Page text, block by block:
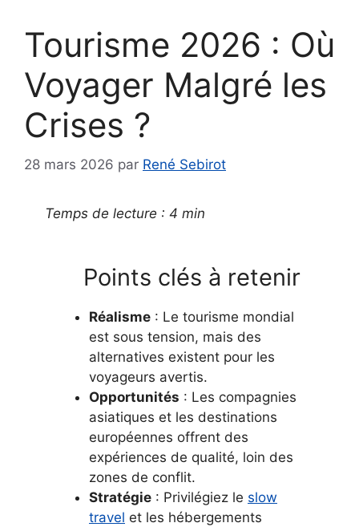
Tourisme 2026 : Où
Voyager Malgré les
Crises ?
28 mars 2026 par René Sebirot
Temps de lecture : 4 min
Points clés à retenir
Réalisme : Le tourisme mondial
est sous tension, mais des
alternatives existent pour les
voyageurs avertis.
Opportunités : Les compagnies
asiatiques et les destinations
européennes offrent des
expériences de qualité, loin des
zones de conflit.
Stratégie : Privilégiez le slow
travel et les hébergements